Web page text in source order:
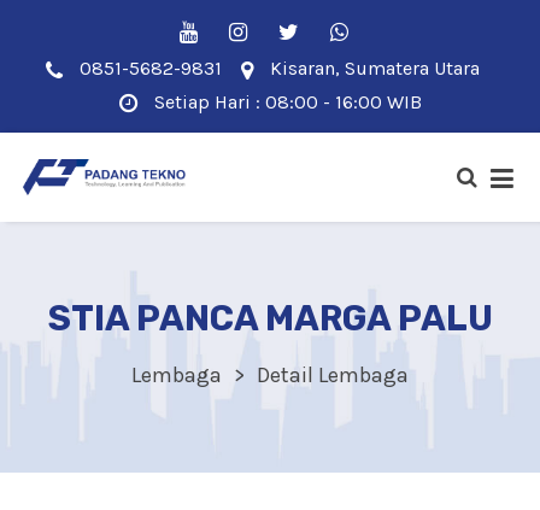
0851-5682-9831
Kisaran, Sumatera Utara
Setiap Hari : 08:00 - 16:00 WIB
STIA PANCA MARGA PALU
Lembaga Detail Lembaga